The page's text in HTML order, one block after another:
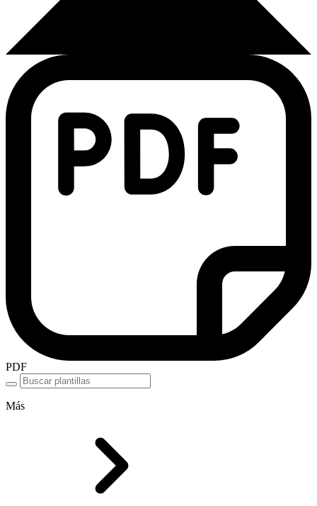
PDF
Más